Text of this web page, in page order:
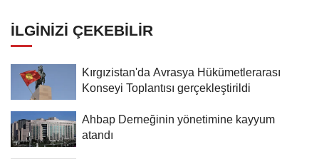
İLGINIZI ÇEKEBILIR
Kırgızistan'da Avrasya Hükümetlerarası
Konseyi Toplantısı gerçekleştirildi
Ahbap Derneğinin yönetimine kayyum
atandı